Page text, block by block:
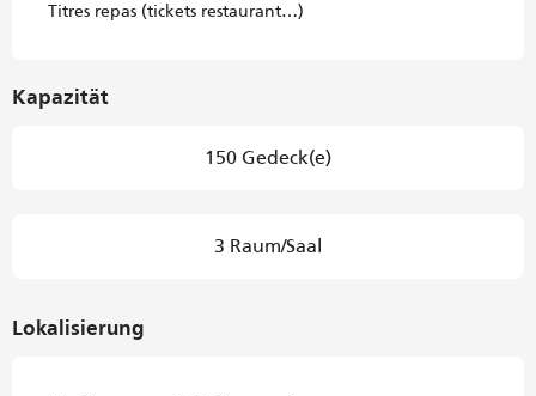
Titres repas (tickets restaurant…)
Kapazität
150 Gedeck(e)
3 Raum/Saal
Lokalisierung